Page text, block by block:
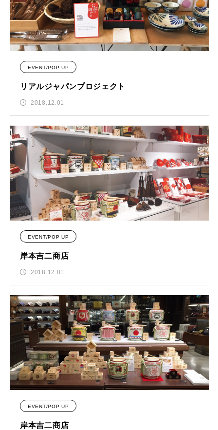
EVENT/POP UP
リアルジャパンプロジェクト
2018.12.01
EVENT/POP UP
岸本吉二商店
2018.12.01
EVENT/POP UP
岸本吉二商店